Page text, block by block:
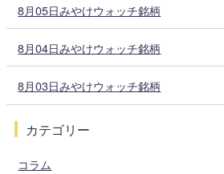
8月05日みやけウォッチ銘柄
8月04日みやけウォッチ銘柄
8月03日みやけウォッチ銘柄
カテゴリー
コラム